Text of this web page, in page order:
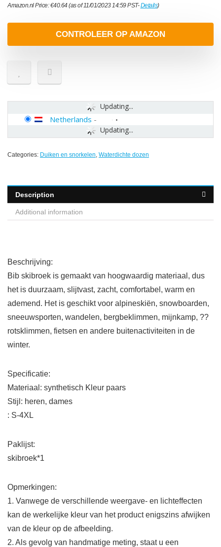
Amazon.nl Price:€40.64(as of 11/01/2023 14:59 PST-Details)
CONTROLEER OP AMAZON
Updating...
Updating...
Netherlands -
Categories: Duiken en snorkelen, Waterdichte dozen
Description
Additional information
Beschrijving:
Bib skibroek is gemaakt van hoogwaardig materiaal, dus
het is duurzaam, slijtvast, zacht, comfortabel, warm en
ademend. Het is geschikt voor alpineskiën, snowboarden,
sneeuwsporten, wandelen, bergbeklimmen, mijnkamp, ??
rotsklimmen, fietsen en andere buitenactiviteiten in de
winter.
Specificatie:
Materiaal: synthetisch Kleur paars
Stijl: heren, dames
: S-4XL
Paklijst:
skibroek*1
Opmerkingen:
1. Vanwege de verschillende weergave- en lichteffecten
kan de werkelijke kleur van het product enigszins afwijken
van de kleur op de afbeelding.
2. Als gevolg van handmatige meting, staat u een